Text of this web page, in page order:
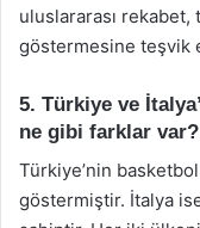
uluslararası rekabet,
göstermesine teşvik
5. Türkiye ve
ne gibi farklar var?
Türkiye’nin
göstermiştir. İtalya